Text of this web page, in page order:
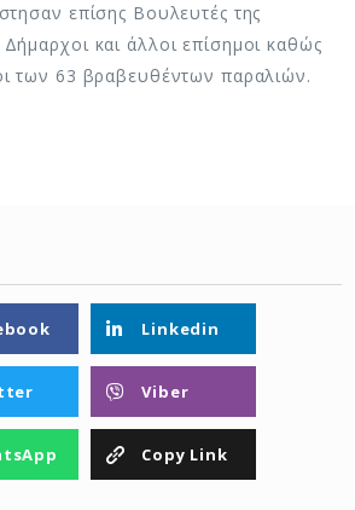
επίσης Βουλευτές της
και άλλοι επίσημοι καθώς
των 63 βραβευθέντων παραλιών.
Linkedin
Viber
Copy Link